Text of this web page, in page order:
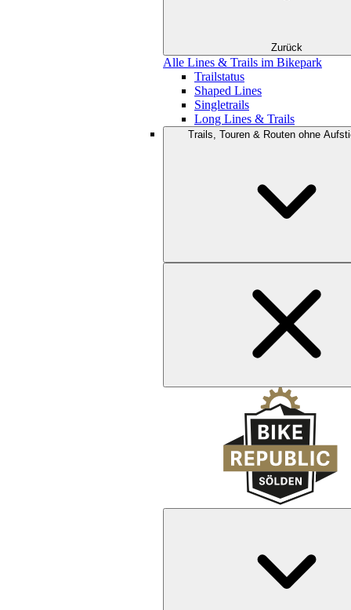
Zurück
Alle Lines & Trails im Bikepark
Trailstatus
Shaped Lines
Singletrails
Long Lines & Trails
Trails, Touren & Routen ohne